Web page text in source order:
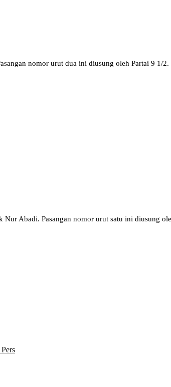
nomor urut dua ini diusung oleh Partai 9 1/
Abadi. Pasangan nomor urut satu ini diusung